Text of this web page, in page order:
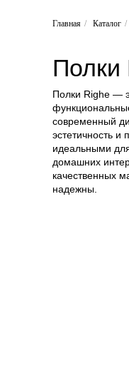
Главная / Каталог /
Полки
Полки Righe —
современный
эстетичность и
идеальными
домашних
качественных
надежны.